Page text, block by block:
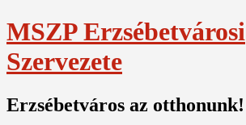
Skip
to
content
MSZP Erzsébetvárosi
Szervezete
Erzsébetváros az otthonunk!